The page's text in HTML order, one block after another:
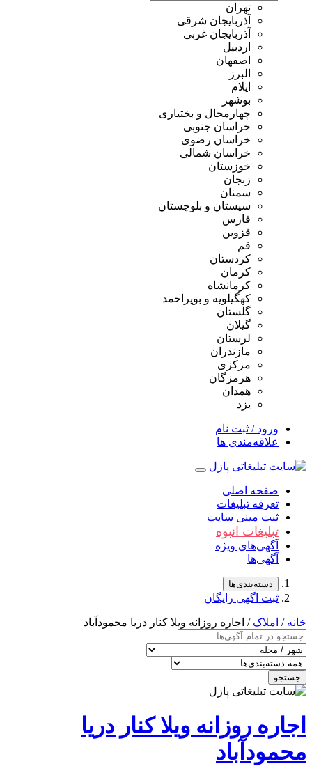
تهران
آذربایجان شرقی
آذربایجان غربی
اردبیل
اصفهان
البرز
ایلام
بوشهر
چهارمحال و بختیاری
خراسان جنوبی
خراسان رضوی
خراسان شمالی
خوزستان
زنجان
سمنان
سیستان و بلوچستان
فارس
قزوین
قم
کردستان
کرمان
کرمانشاه
کهگیلویه و بویراحمد
گلستان
گیلان
لرستان
مازندران
مرکزی
هرمزگان
همدان
یزد
ورود / ثبت نام
علاقه‌مندی ها
صفحه اصلی
تعرفه تبلیغات
ثبت مینی سایت
تبلیغات انبوه
آگهی‌های ویژه
آگهی‌ها
دسته‌بندی‌ها
ثبت اگهی رایگان
/املاک / اجاره روزانه ویلا کنار دریا محمودآباد
روزانه ویلا کنار دریا